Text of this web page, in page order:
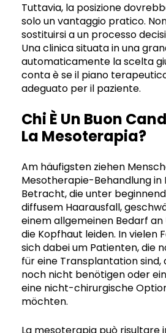
Tuttavia, la posizione
solo un vantaggio pratico.
sostituirsi a un processo
Una clinica situata in una
automaticamente la scelta
conta è se il piano
adeguato per il paziente.
Chi È Un Buon
La Mesoterapia?
Am häufigsten ziehen
Mesotherapie-Behandlung in
Betracht, die unter
diffusem Haarausfall,
einem allgemeinen Bedarf
die Kopfhaut leiden. In vielen
sich dabei um Patienten, die
für eine Transplantation sind,
noch nicht benötigen oder
eine nicht-chirurgische
möchten.